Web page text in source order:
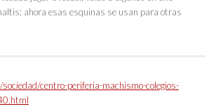
ahora esas esquinas se usan para otras
centro-periferia-machismo-colegios-